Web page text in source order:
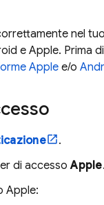
nel
e Apple. Prima
Applee/o
.
di accessoApple.
Apple: